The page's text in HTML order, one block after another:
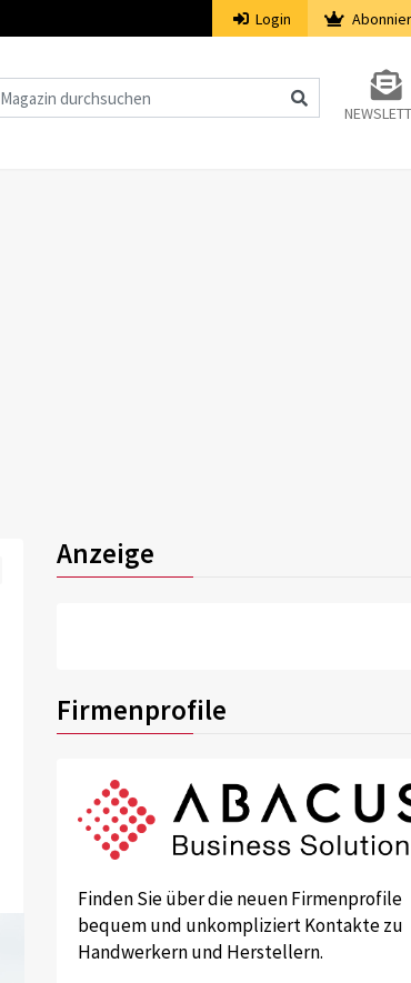
Login
Anzeige
Firmenprofile
Finden Sie über die neuen Firmenprofile
bequem und unkompliziert Kontakte zu
Handwerkern und Herstellern.